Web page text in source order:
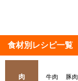
食材別レシピ一覧
肉 牛肉 豚肉